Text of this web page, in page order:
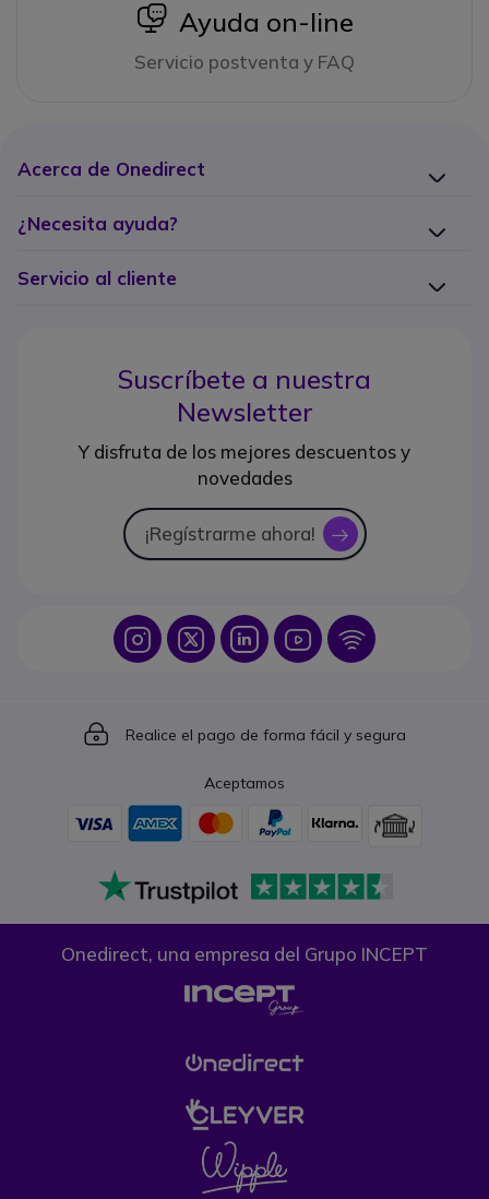
icon
Ayuda on-line
Servicio postventa y FAQ
Acerca de Onedirect
¿Necesita ayuda?
Servicio al cliente
Suscríbete a nuestra
Newsletter
Y disfruta de los mejores descuentos y
novedades
¡Regístrarme ahora! icon
Icon IconIcon Icon Icon
Icon
Realice el pago de forma fácil y segura
Aceptamos
Onedirect, una empresa del Grupo INCEPT